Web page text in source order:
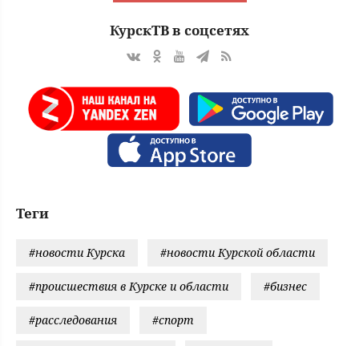
КурскТВ в соцсетях
Теги
#новости Курска #новости Курской области
#происшествия в Курске и области #бизнес
#расследования #спорт